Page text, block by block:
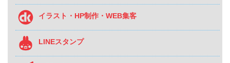
イラスト・HP制作・WEB集客
LINEスタンプ